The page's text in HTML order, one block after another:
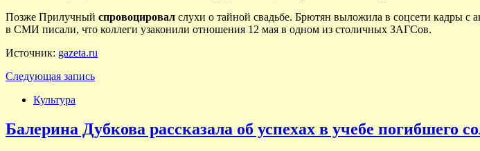
Позже Прилучный спровоцировал слухи о тайной свадьбе. Брютян выложила в соцсети кадры с
в СМИ писали, что коллеги узаконили отношения 12 мая в одном из столичных ЗАГСов.
Источник: gazeta.ru
Следующая запись
Культура
Балерина Дубкова рассказала об успехах в учебе погибшего